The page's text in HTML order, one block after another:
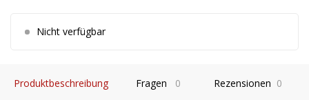
Nicht verfügbar
Produktbeschreibung Fragen 0 Rezensionen 0